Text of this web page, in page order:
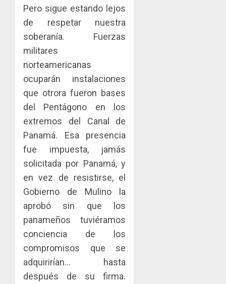
Pero sigue estando lejos
de respetar nuestra
soberanía. Fuerzas
militares
norteamericanas
ocuparán instalaciones
que otrora fueron bases
del Pentágono en los
extremos del Canal de
Panamá. Esa presencia
fue impuesta, jamás
solicitada por Panamá, y
en vez de resistirse, el
Gobierno de Mulino la
aprobó sin que los
panameños tuviéramos
conciencia de los
compromisos que se
adquirirían… hasta
después de su firma.